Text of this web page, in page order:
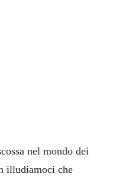
nel mondo dei
illudiamoci che